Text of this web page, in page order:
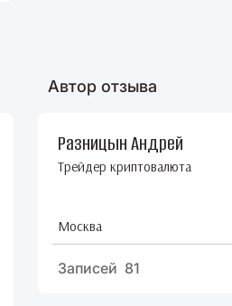
Автор отзыва
Разницын Андрей
Трейдер криптовалюта
Москва
Записей 81